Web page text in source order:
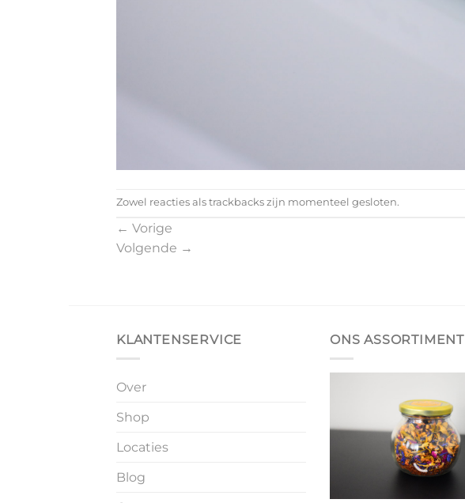
Zowel reacties als trackbacks zijn momenteel gesloten.
← Vorige
Volgende →
KLANTENSERVICE
Over
Shop
Locaties
Blog
ONS ASSORTIMENT